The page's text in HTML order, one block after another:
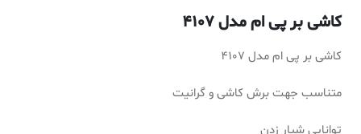
کاشی بر پی ام مدل 4107
کاشی بر پی ام مدل 4107
متناسب جهت برش کاشی و گرانیت
توانایی شیار زدن